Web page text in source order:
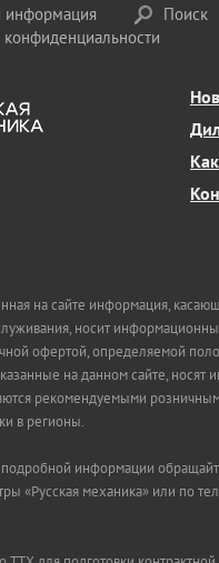
информация
Поиск
на сайте информация,
носит
офертой, определяемой
на данном сайте, носят
рекомендуемыми
в регионы.
информации
«Русская механика» или по